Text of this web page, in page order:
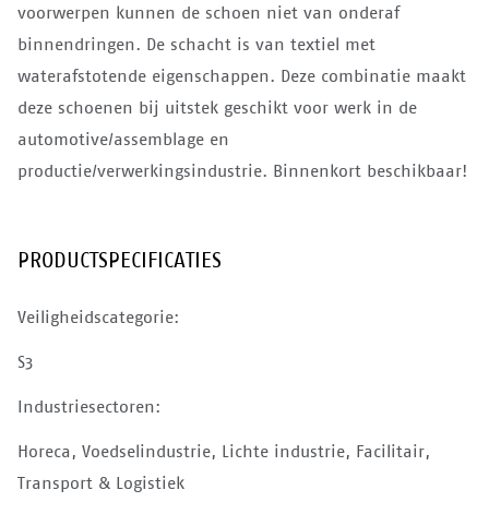
voorwerpen kunnen de schoen niet van onderaf
binnendringen. De schacht is van textiel met
waterafstotende eigenschappen. Deze combinatie maakt
deze schoenen bij uitstek geschikt voor werk in de
automotive/assemblage en
productie/verwerkingsindustrie. Binnenkort beschikbaar!
PRODUCTSPECIFICATIES
Veiligheidscategorie:
S3
Industriesectoren:
Horeca, Voedselindustrie, Lichte industrie, Facilitair,
Transport & Logistiek